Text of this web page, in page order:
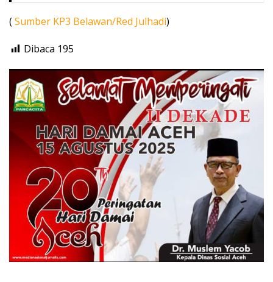
(Sumber KP3 Belawan/Red Julhadi)
Dibaca 195